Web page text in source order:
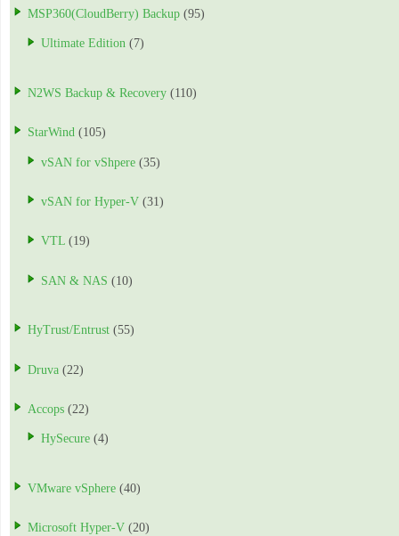
MSP360(CloudBerry) Backup (95)
Ultimate Edition (7)
N2WS Backup & Recovery (110)
StarWind (105)
vSAN for vShpere (35)
vSAN for Hyper-V (31)
VTL (19)
SAN & NAS (10)
HyTrust/Entrust (55)
Druva (22)
Accops (22)
HySecure (4)
VMware vSphere (40)
Microsoft Hyper-V (20)